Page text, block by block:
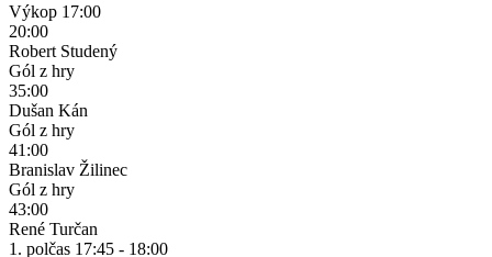
Výkop 17:00
20:00
Robert Studený
Gól z hry
35:00
Dušan Kán
Gól z hry
41:00
Branislav Žilinec
Gól z hry
43:00
René Turčan
1. polčas 17:45 - 18:00